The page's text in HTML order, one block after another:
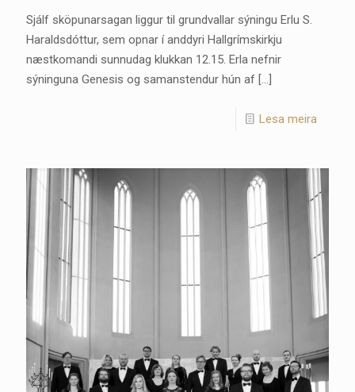
Sjálf sköpunarsagan liggur til grundvallar sýningu Erlu S.
Haraldsdóttur, sem opnar í anddyri Hallgrímskirkju
næstkomandi sunnudag klukkan 12.15. Erla nefnir
sýninguna Genesis og samanstendur hún af […]
Lesa meira